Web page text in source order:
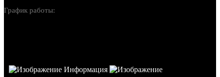
График работы:
Информация